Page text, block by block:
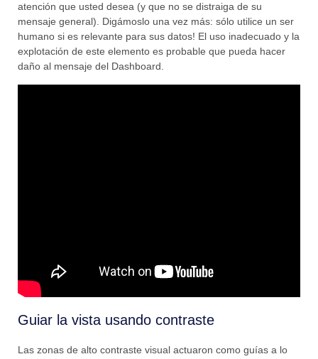
atención que usted desea (y que no se distraiga de su
mensaje general). Digámoslo una vez más: sólo utilice un ser
humano si es relevante para sus datos! El uso inadecuado y la
explotación de este elemento es probable que pueda hacer
daño al mensaje del Dashboard.
Guiar la vista usando contraste
Las zonas de alto contraste visual actuaron como guías a lo